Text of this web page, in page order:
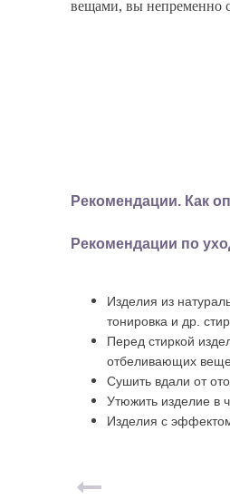
вещами, вы непременно
Рекомендации. Как
Рекомендации по
Изделия из
тонировка и др.
Перед стиркой
отбеливающих
Сушить вдали от
Утюжить изделие в
Изделия с